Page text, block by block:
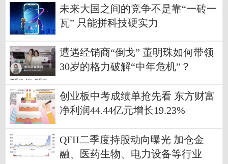
未来大国之间的竞争不是靠“一砖一
瓦” 只能拼科技硬实力
遭遇经销商“倒戈” 董明珠如何带领
30岁的格力破解“中年危机”？
创业板中考成绩单抢先看 东方财富
净利润44.44亿元增长19.23%
QFII二季度持股动向曝光 加仓金
融、医药生物、电力设备等行业